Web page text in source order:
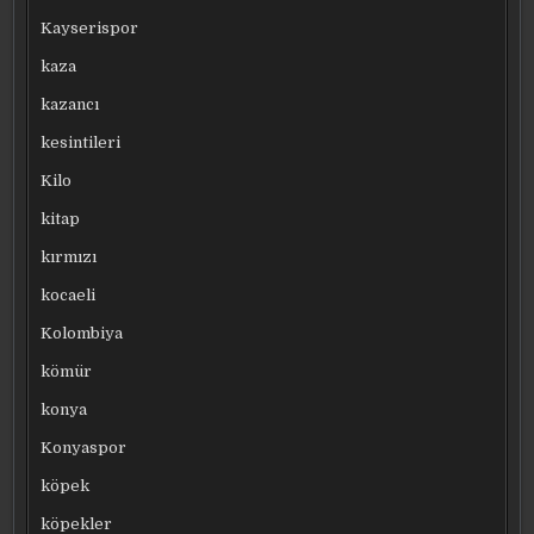
Kayserispor
kaza
kazancı
kesintileri
Kilo
kitap
kırmızı
kocaeli
Kolombiya
kömür
konya
Konyaspor
köpek
köpekler